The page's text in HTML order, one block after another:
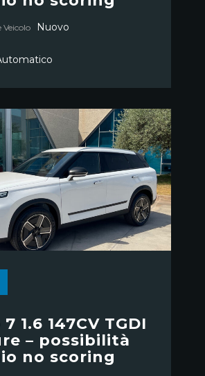
Veicolo Nuovo
1.6 147CV TGDI
– possibilità
no scoring